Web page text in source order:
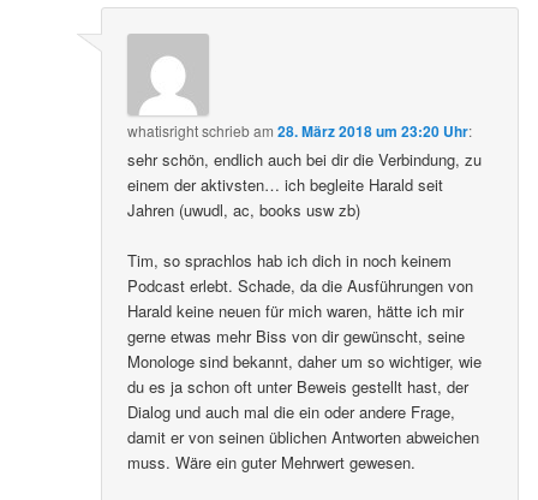
whatisrightschriebam28. März 2018 um 23:20 Uhr:
sehr schön, endlich auch bei dir die Verbindung, zu
einem der aktivsten… ich begleite Harald seit
Jahren (uwudl, ac, books usw zb)
Tim, so sprachlos hab ich dich in noch keinem
Podcast erlebt. Schade, da die Ausführungen von
Harald keine neuen für mich waren, hätte ich mir
gerne etwas mehr Biss von dir gewünscht, seine
Monologe sind bekannt, daher um so wichtiger, wie
du es ja schon oft unter Beweis gestellt hast, der
Dialog und auch mal die ein oder andere Frage,
damit er von seinen üblichen Antworten abweichen
muss. Wäre ein guter Mehrwert gewesen.